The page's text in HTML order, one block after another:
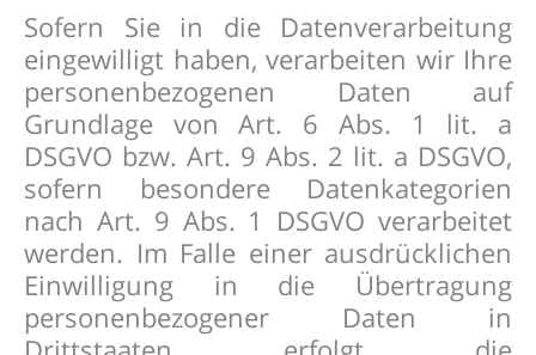
Sofern Sie in die Datenverarbeitung
eingewilligt haben, verarbeiten wir Ihre
personenbezogenen Daten auf
Grundlage von Art. 6 Abs. 1 lit. a
DSGVO bzw. Art. 9 Abs. 2 lit. a DSGVO,
sofern besondere Datenkategorien
nach Art. 9 Abs. 1 DSGVO verarbeitet
werden. Im Falle einer ausdrücklichen
Einwilligung in die Übertragung
personenbezogener Daten in